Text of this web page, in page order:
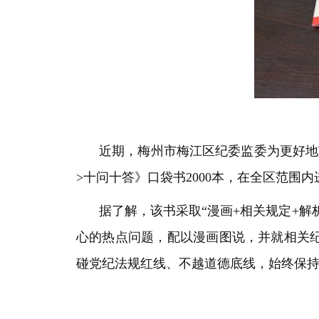
近期，梅州市梅江区纪委监委为更好
>十问十答》口袋书2000本，在全区范围内
据了解，该书采取“漫画+相关规定+
心的热点问题，配以漫画图说，并就相关
碰党纪法规红线、不越道德底线，始终保